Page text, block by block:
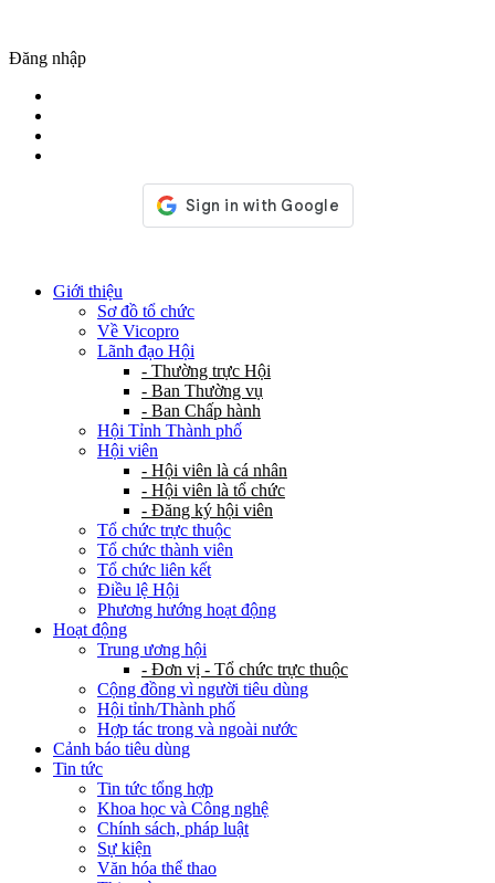
Đăng nhập
Giới thiệu
Sơ đồ tổ chức
Về Vicopro
Lãnh đạo Hội
- Thường trực Hội
- Ban Thường vụ
- Ban Chấp hành
Hội Tỉnh Thành phố
Hội viên
- Hội viên là cá nhân
- Hội viên là tổ chức
- Đăng ký hội viên
Tổ chức trực thuộc
Tổ chức thành viên
Tổ chức liên kết
Điều lệ Hội
Phương hướng hoạt động
Hoạt động
Trung ương hội
- Đơn vị - Tổ chức trực thuộc
Cộng đồng vì người tiêu dùng
Hội tỉnh/Thành phố
Hợp tác trong và ngoài nước
Cảnh báo tiêu dùng
Tin tức
Tin tức tổng hợp
Khoa học và Công nghệ
Chính sách, pháp luật
Sự kiện
Văn hóa thể thao